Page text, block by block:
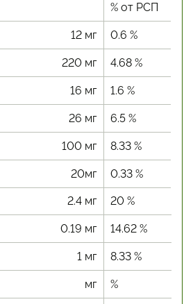
% от РСП
12 мг 0.6 %
220 мг 4.68 %
16 мг 1.6 %
26 мг 6.5 %
100 мг 8.33 %
20мг 0.33 %
2.4 мг 20 %
0.19 мг 14.62 %
1 мг 8.33 %
мг %